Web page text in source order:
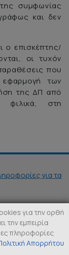
συμφωνίας
και δεν
ο επισκέπτης/
οι τυχόν
που
των
της ΔΠ από
φιλικά, στη
για τα
.
για την ορθή
την εμπειρία
πληροφορίες
Απορρήτου